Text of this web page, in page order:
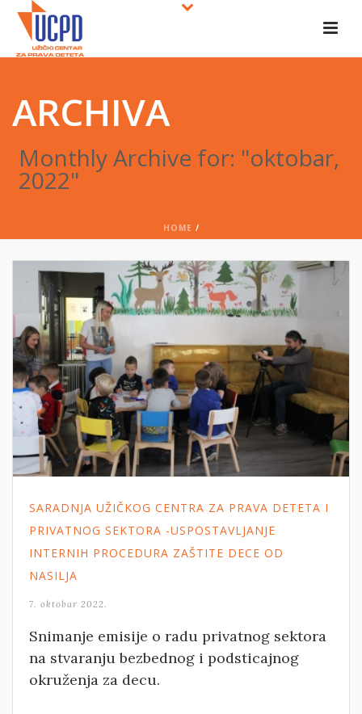
ARCHIVA
Monthly Archive for: "oktobar,
2022"
HOME /
SARADNJA UŽIČKOG CENTRA ZA PRAVA DETETA I
PRIVATNOG SEKTORA -USPOSTAVLJANJE
INTERNIH PROCEDURA ZAŠTITE DECE OD
NASILJA
7. oktobar 2022.
Snimanje emisije o radu privatnog sektora
na stvaranju bezbednog i podsticajnog
okruženja za decu.